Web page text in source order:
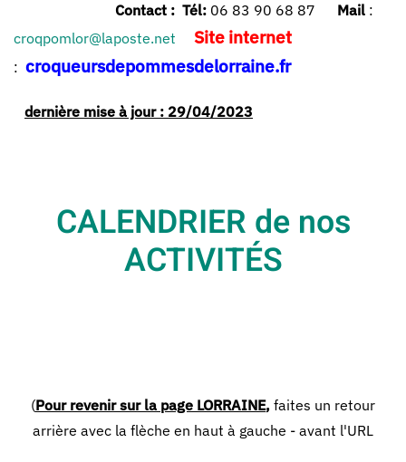
Contact : Tél: 06 83 90 68 87 Mail :
croqpomlor@laposte.net
Site internet
: croqueursdepommesdelorraine.fr
dernière mise à jour : 29/04/2023
CALENDRIER de nos
ACTIVITÉS
(Pour revenir sur la page LORRAINE, faites un retour
arrière avec la flèche en haut à gauche - avant l'URL